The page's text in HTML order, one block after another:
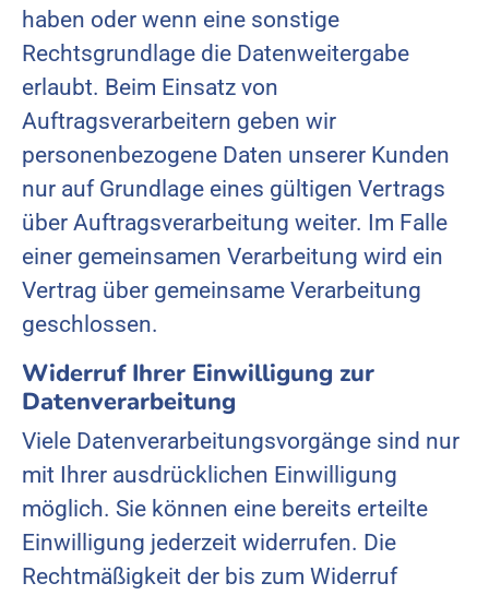
haben oder wenn eine sonstige
Rechtsgrundlage die Datenweitergabe
erlaubt. Beim Einsatz von
Auftragsverarbeitern geben wir
personenbezogene Daten unserer Kunden
nur auf Grundlage eines gültigen Vertrags
über Auftragsverarbeitung weiter. Im Falle
einer gemeinsamen Verarbeitung wird ein
Vertrag über gemeinsame Verarbeitung
geschlossen.
Widerruf Ihrer Einwilligung zur
Datenverarbeitung
Viele Datenverarbeitungsvorgänge sind nur
mit Ihrer ausdrücklichen Einwilligung
möglich. Sie können eine bereits erteilte
Einwilligung jederzeit widerrufen. Die
Rechtmäßigkeit der bis zum Widerruf